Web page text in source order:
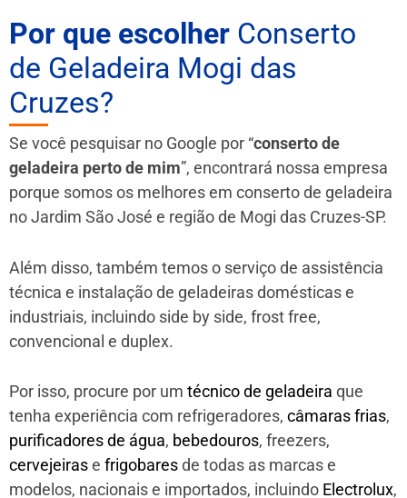
Por que escolher Conserto
de Geladeira Mogi das
Cruzes?
Se você pesquisar no Google por “conserto de
geladeira perto de mim”, encontrará nossa empresa
porque somos os melhores em conserto de geladeira
no Jardim São José e região de Mogi das Cruzes-SP.
Além disso, também temos o serviço de assistência
técnica e instalação de geladeiras domésticas e
industriais, incluindo side by side, frost free,
convencional e duplex.
Por isso, procure por um técnico de geladeira que
tenha experiência com refrigeradores, câmaras frias,
purificadores de água, bebedouros, freezers,
cervejeirase frigobaresde todas as marcas e
modelos, nacionais e importados, incluindo Electrolux,